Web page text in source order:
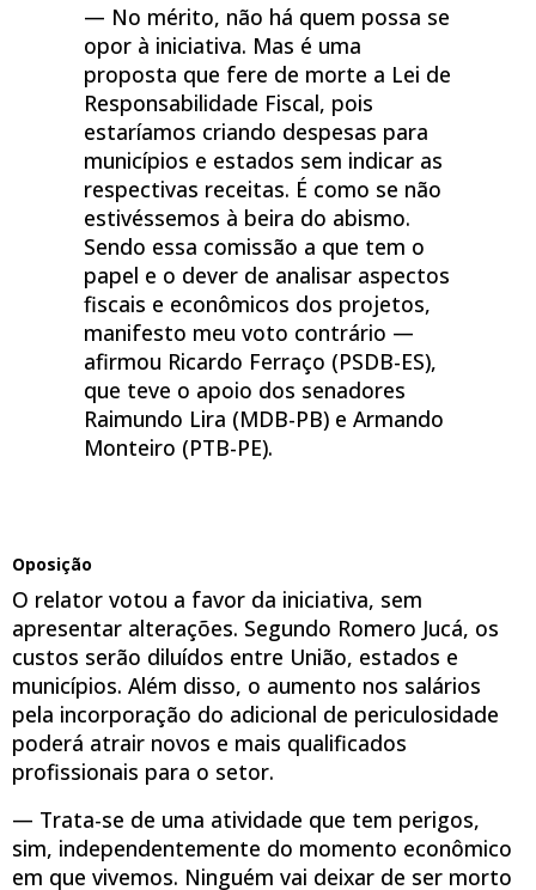
— No mérito, não há quem possa se
opor à iniciativa. Mas é uma
proposta que fere de morte a Lei de
Responsabilidade Fiscal, pois
estaríamos criando despesas para
municípios e estados sem indicar as
respectivas receitas. É como se não
estivéssemos à beira do abismo.
Sendo essa comissão a que tem o
papel e o dever de analisar aspectos
fiscais e econômicos dos projetos,
manifesto meu voto contrário —
afirmou Ricardo Ferraço (PSDB-ES),
que teve o apoio dos senadores
Raimundo Lira (MDB-PB) e Armando
Monteiro (PTB-PE).
Oposição
O relator votou a favor da iniciativa, sem
apresentar alterações. Segundo Romero Jucá, os
custos serão diluídos entre União, estados e
municípios. Além disso, o aumento nos salários
pela incorporação do adicional de periculosidade
poderá atrair novos e mais qualificados
profissionais para o setor.
— Trata-se de uma atividade que tem perigos,
sim, independentemente do momento econômico
em que vivemos. Ninguém vai deixar de ser morto